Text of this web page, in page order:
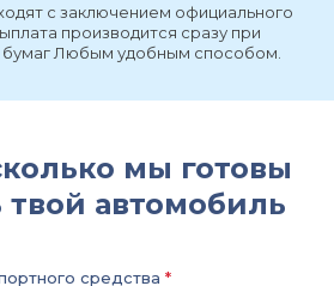
с заключением официального
производится сразу при
бумаг Любым удобным способом.
мы готовы
твой автомобиль
средства *